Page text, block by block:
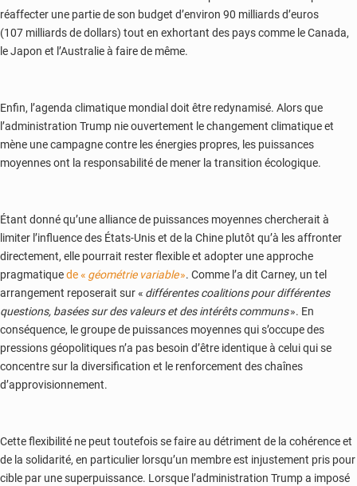
réaffecter une partie de son budget d’environ 90 milliards d’euros
(107 milliards de dollars) tout en exhortant des pays comme le Canada,
le Japon et l’Australie à faire de même.
Enfin, l’agenda climatique mondial doit être redynamisé. Alors que
l’administration Trump nie ouvertement le changement climatique et
mène une campagne contre les énergies propres, les puissances
moyennes ont la responsabilité de mener la transition écologique.
Étant donné qu’une alliance de puissances moyennes chercherait à
limiter l’influence des États-Unis et de la Chine plutôt qu’à les affronter
directement, elle pourrait rester flexible et adopter une approche
pragmatiquede « géométrie variable». Comme l’a dit Carney, un tel
arrangement reposerait sur « différentes coalitions pour différentes
questions, basées sur des valeurs et des intérêts communs». En
conséquence, le groupe de puissances moyennes qui s’occupe des
pressions géopolitiques n’a pas besoin d’être identique à celui qui se
concentre sur la diversification et le renforcement des chaînes
d’approvisionnement.
Cette flexibilité ne peut toutefois se faire au détriment de la cohérence et
de la solidarité, en particulier lorsqu’un membre est injustement pris pour
cible par une superpuissance. Lorsque l’administration Trump a imposé